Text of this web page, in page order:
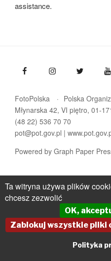
assistance.
FotoPolska
Polska
Młynarska 42, VI piętro, 01-
(48 22) 536 70 70
pot@pot.gov.pl |
Powered by Graph Paper
Ta witryna używa plików
chcesz zezwolić
OK,
Zablokuj wszystkie pliki
Polityka